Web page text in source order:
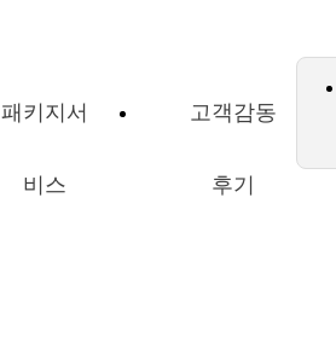
패키지서
비스
고객감동
후기